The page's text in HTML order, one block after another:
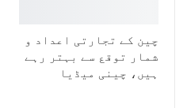
چین کے تجارتی اعداد و
شمار توقع سے بہتر رہے
ہیں، چینی میڈیا